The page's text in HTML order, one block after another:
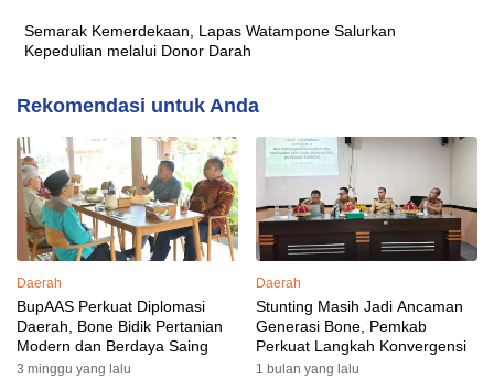
Semarak Kemerdekaan, Lapas Watampone Salurkan
Kepedulian melalui Donor Darah
Rekomendasi untuk Anda
Daerah
BupAAS Perkuat Diplomasi
Daerah, Bone Bidik Pertanian
Modern dan Berdaya Saing
3 minggu yang lalu
Daerah
Stunting Masih Jadi Ancaman
Generasi Bone, Pemkab
Perkuat Langkah Konvergensi
1 bulan yang lalu